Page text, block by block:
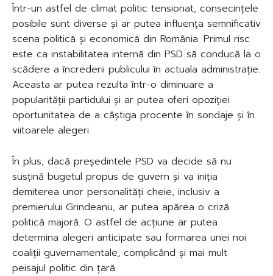
Într-un astfel de climat politic tensionat, consecințele
posibile sunt diverse și ar putea influența semnificativ
scena politică și economică din România. Primul risc
este ca instabilitatea internă din PSD să conducă la o
scădere a încrederii publicului în actuala administrație.
Aceasta ar putea rezulta într-o diminuare a
popularității partidului și ar putea oferi opoziției
oportunitatea de a câștiga procente în sondaje și în
viitoarele alegeri.
În plus, dacă președintele PSD va decide să nu
susțină bugetul propus de guvern și va iniția
demiterea unor personalități cheie, inclusiv a
premierului Grindeanu, ar putea apărea o criză
politică majoră. O astfel de acțiune ar putea
determina alegeri anticipate sau formarea unei noi
coaliții guvernamentale, complicând și mai mult
peisajul politic din țară.